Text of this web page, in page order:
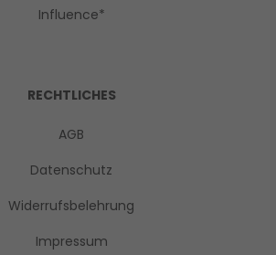
Influence*
RECHTLICHES
AGB
Datenschutz
Widerrufsbelehrung
Impressum